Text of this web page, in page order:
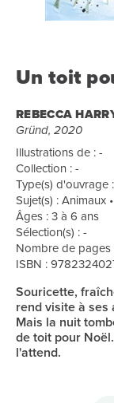
Un toit
REBECCA
Gründ, 2020
Illustrations de : -
Collection : -
Type(s) d'ouvrage
Sujet(s) : Animaux
Âges : 3 à 6 ans
Sélection(s) : -
Nombre de pages
ISBN :
Souricette,
rend visite à ses
Mais la nuit
de toit pour
l'attend.